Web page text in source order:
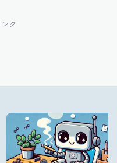
ク